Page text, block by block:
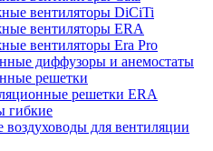
вентиляторы DiCiTi
вентиляторы ERA
вентиляторы Era Pro
диффузоры и анемостаты
решетки
решетки ERA
гибкие
воздуховоды для вентиляции